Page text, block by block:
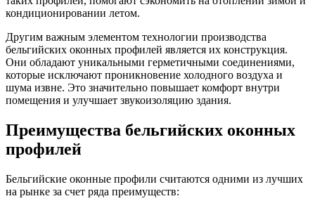
кондиционировании летом.
Другим важным элементом технологии производства
бельгийских оконных профилей является их конструкция.
Они обладают уникальными герметичными соединениями,
которые исключают проникновение холодного воздуха и
шума извне. Это значительно повышает комфорт внутри
помещения и улучшает звукоизоляцию здания.
Преимущества бельгийских оконных
профилей
Бельгийские оконные профили считаются одними из лучших
на рынке за счет ряда преимуществ: